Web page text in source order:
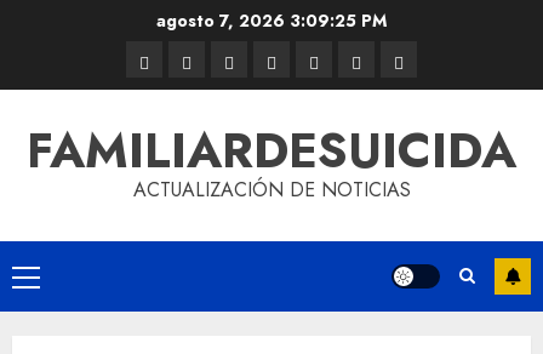
agosto 7, 2026 3:09:25 PM
FAMILIARDESUICIDA
ACTUALIZACIÓN DE NOTICIAS